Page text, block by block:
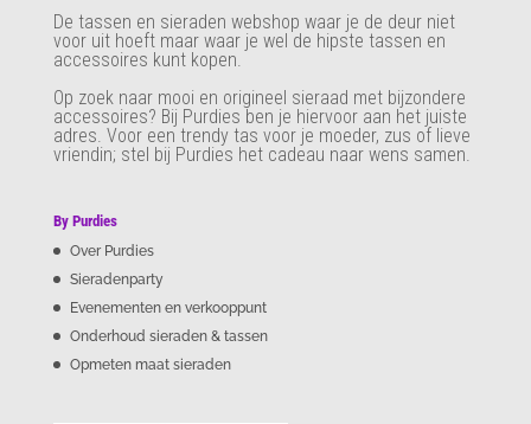
De tassen en sieraden webshop waar je de deur niet
voor uit hoeft maar waar je wel de hipste tassen en
accessoires kunt kopen.
Op zoek naar mooi en origineel sieraad met bijzondere
accessoires? Bij Purdies ben je hiervoor aan het juiste
adres. Voor een trendy tas voor je moeder, zus of lieve
vriendin; stel bij Purdies het cadeau naar wens samen.
By Purdies
Over Purdies
Sieradenparty
Evenementen en verkooppunt
Onderhoud sieraden & tassen
Opmeten maat sieraden